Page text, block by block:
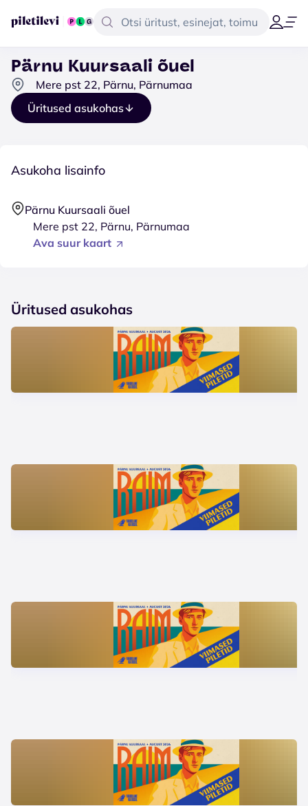
Pärnu Kuursaali õuel
Mere pst 22, Pärnu, Pärnumaa
Üritused asukohas
Asukoha lisainfo
Pärnu Kuursaali õuel
Mere pst 22, Pärnu, Pärnumaa
Ava suur kaart
Üritused asukohas